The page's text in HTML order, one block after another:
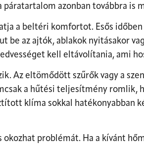
azonban továbbra is
a beltéri komfortot. Esős
be az ajtók, ablakok nyitásakor
kell eltávolítania, ami
Az eltömődött szűrők vagy a
a hűtési teljesítmény romlik,
klíma sokkal hatékonyabban
problémát. Ha a kívánt